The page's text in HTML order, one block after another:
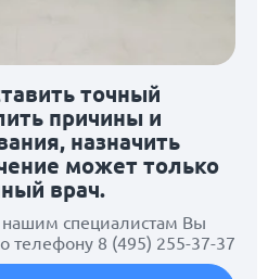
точный
причины и
назначить
может только
врач.
нашим специалистам Вы
телефону 8 (495) 255-37-37